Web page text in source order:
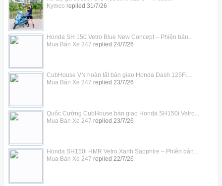
Kymco replied 31/7/26
Honda SH 150 Vetro Blue New Concept – Phiên bản...
Mua Bán Xe 247 replied 24/7/26
CubHouse VN hoàn tất bàn giao Honda Dash 125Fi...
Mua Bán Xe 247 replied 23/7/26
Quốc Cường CubHouse bàn giao Honda SH150i Vetro...
Mua Bán Xe 247 replied 23/7/26
Honda SH150i HMR Vetro Xanh Sapphire – Phiên bản...
Mua Bán Xe 247 replied 22/7/26